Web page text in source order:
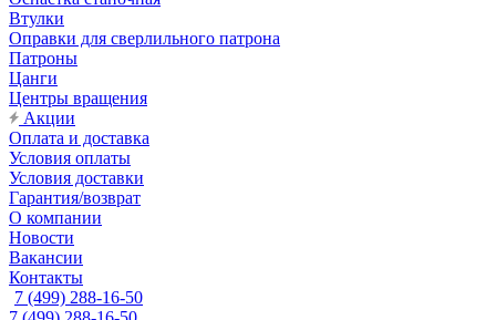
Втулки
Оправки для сверлильного патрона
Патроны
Цанги
Центры вращения
Акции
Оплата и доставка
Условия оплаты
Условия доставки
Гарантия/возврат
О компании
Новости
Вакансии
Контакты
7 (499) 288-16-50